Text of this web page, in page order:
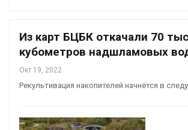
Из карт БЦБК откачали 70
кубометров надшламовых
Окт 19, 2022
Рекультивация накопителей начнётся в